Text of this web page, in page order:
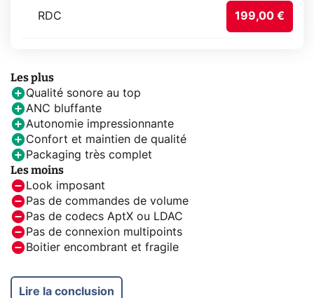
RDC 199,00 €
Les plus
Qualité sonore au top
ANC bluffante
Autonomie impressionnante
Confort et maintien de qualité
Packaging très complet
Les moins
Look imposant
Pas de commandes de volume
Pas de codecs AptX ou LDAC
Pas de connexion multipoints
Boitier encombrant et fragile
Lire la conclusion